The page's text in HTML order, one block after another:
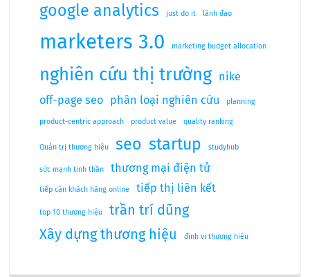
google analytics just do it lãnh đạo
marketers 3.0 marketing budget allocation
nghiên cứu thị trường
nike
off-page seo
phân loại nghiên cứu planning
product-centric approach product value quality ranking
Quản trị thương hiệu seo startup studyhub
sức mạnh tinh thần thương mại điện tử
tiếp cận khách hàng online tiếp thị liên kết
top 10 thương hiệu
trần trí dũng
Xây dựng thương hiệu
định vị thương hiệu